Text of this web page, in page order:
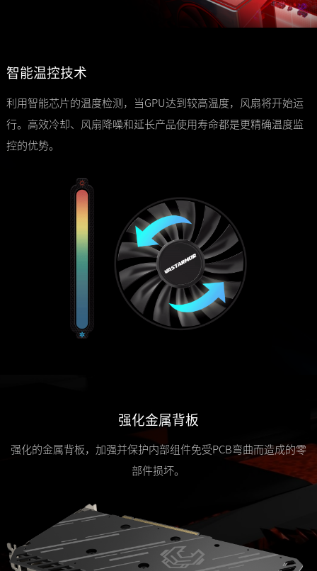
智能温控技术
利用智能芯片的温度检测，当GPU达到较高温度，风扇将开始运
行。高效冷却、风扇降噪和延长产品使用寿命都是更精确温度监
控的优势。
强化金属背板
强化的金属背板，加强并保护内部组件免受PCB弯曲而造成的零
部件损坏。